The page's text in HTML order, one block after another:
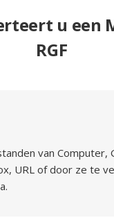
u een
RGF
van Computer,
URL of door ze te